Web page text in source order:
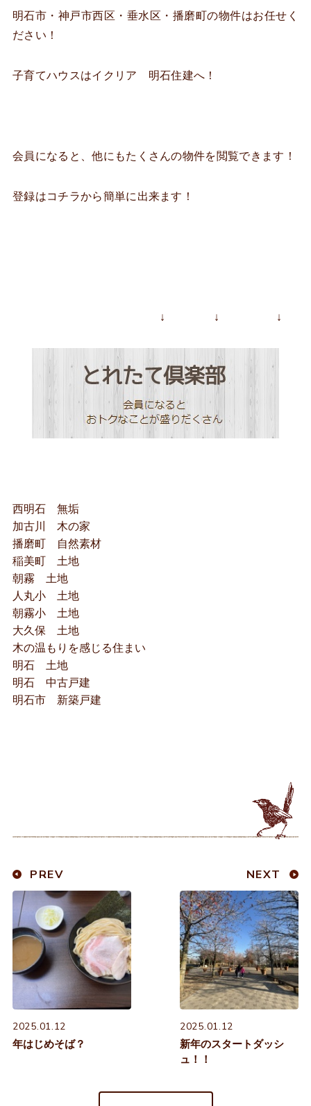
明石市・神戸市西区・垂水区・播磨町の物件はお任せく
ださい！
子育てハウスはイクリア 明石住建へ！
会員になると、他にもたくさんの物件を閲覧できます！
登録はコチラから簡単に出来ます！
↓ ↓ ↓
西明石 無垢
加古川 木の家
播磨町 自然素材
稲美町 土地
朝霧 土地
人丸小 土地
朝霧小 土地
大久保 土地
木の温もりを感じる住まい
明石 土地
明石 中古戸建
明石市 新築戸建
PREV
2025.01.12
年はじめそば？
NEXT
2025.01.12
新年のスタートダッシ
ュ！！